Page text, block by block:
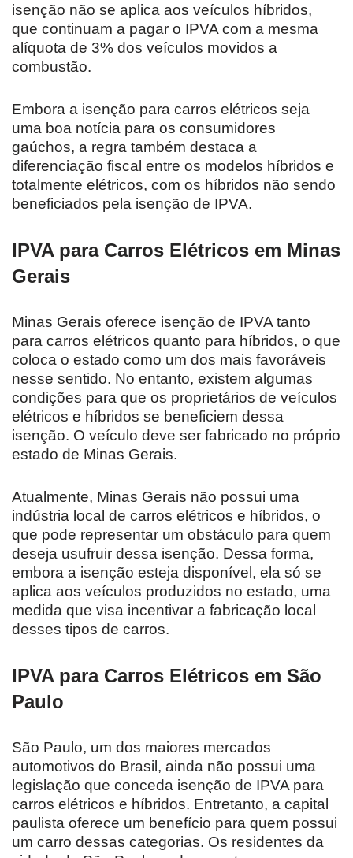
isenção não se aplica aos veículos híbridos,
que continuam a pagar o IPVA com a mesma
alíquota de 3% dos veículos movidos a
combustão.
Embora a isenção para carros elétricos seja
uma boa notícia para os consumidores
gaúchos, a regra também destaca a
diferenciação fiscal entre os modelos híbridos e
totalmente elétricos, com os híbridos não sendo
beneficiados pela isenção de IPVA.
IPVA para Carros Elétricos em Minas
Gerais
Minas Gerais oferece isenção de IPVA tanto
para carros elétricos quanto para híbridos, o que
coloca o estado como um dos mais favoráveis
nesse sentido. No entanto, existem algumas
condições para que os proprietários de veículos
elétricos e híbridos se beneficiem dessa
isenção. O veículo deve ser fabricado no próprio
estado de Minas Gerais.
Atualmente, Minas Gerais não possui uma
indústria local de carros elétricos e híbridos, o
que pode representar um obstáculo para quem
deseja usufruir dessa isenção. Dessa forma,
embora a isenção esteja disponível, ela só se
aplica aos veículos produzidos no estado, uma
medida que visa incentivar a fabricação local
desses tipos de carros.
IPVA para Carros Elétricos em São
Paulo
São Paulo, um dos maiores mercados
automotivos do Brasil, ainda não possui uma
legislação que conceda isenção de IPVA para
carros elétricos e híbridos. Entretanto, a capital
paulista oferece um benefício para quem possui
um carro dessas categorias. Os residentes da